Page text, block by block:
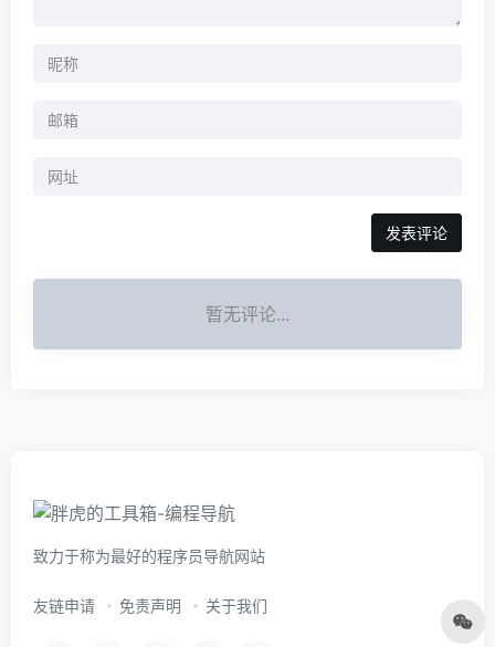
暂无评论...
致力于称为最好的程序员导航网站
友链申请 免责声明 关于我们